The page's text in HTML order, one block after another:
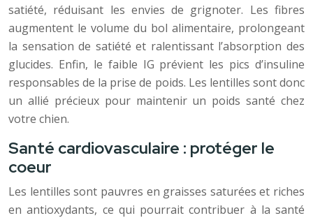
satiété, réduisant les envies de grignoter. Les fibres
augmentent le volume du bol alimentaire, prolongeant
la sensation de satiété et ralentissant l’absorption des
glucides. Enfin, le faible IG prévient les pics d’insuline
responsables de la prise de poids. Les lentilles sont donc
un allié précieux pour maintenir un poids santé chez
votre chien.
Santé cardiovasculaire : protéger le
coeur
Les lentilles sont pauvres en graisses saturées et riches
en antioxydants, ce qui pourrait contribuer à la santé